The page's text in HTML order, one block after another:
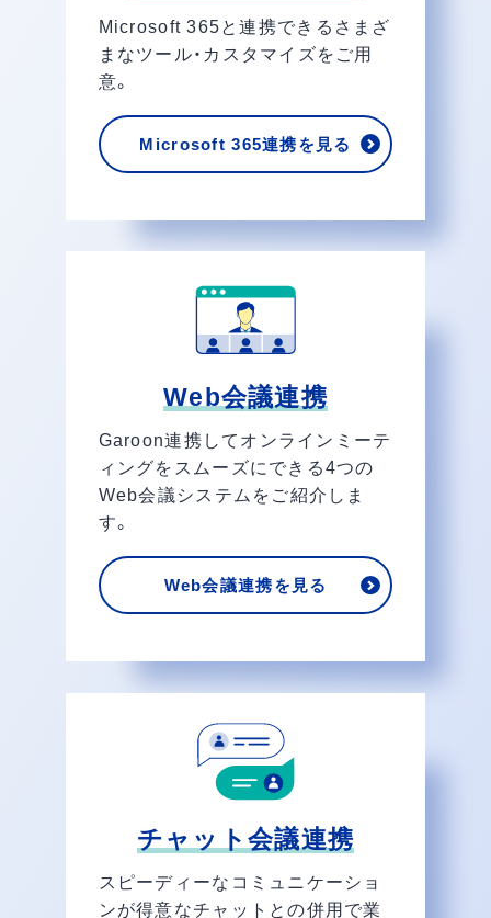
Microsoft 365と連携できるさまざ
まなツール・カスタマイズをご用
意。
Microsoft 365連携を見る
Web会議連携
Garoon連携してオンラインミーテ
ィングをスムーズにできる4つの
Web会議システムをご紹介しま
す。
Web会議連携を見る
チャット会議連携
スピーディーなコミュニケーショ
ンが得意なチャットとの併用で業